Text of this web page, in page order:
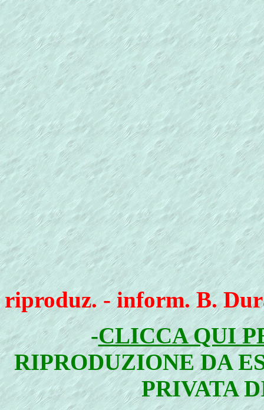
riproduz. - inform. B.
-CLICCA QUI
RIPRODUZIONE DA
PRIVATA